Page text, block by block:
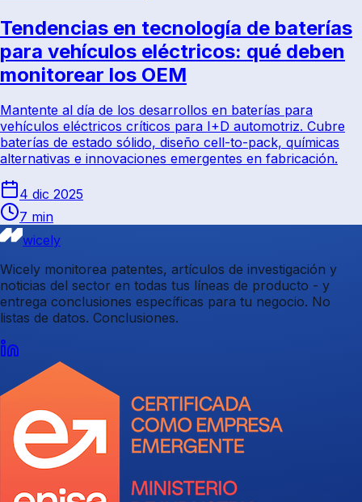
Tendencias en tecnología de baterías
para vehículos eléctricos: qué deben
monitorear los OEM
Mantente al día de los desarrollos en baterías para
vehículos eléctricos críticos para I+D automotriz. Cubre
baterías de estado sólido, diseño cell-to-pack, químicas
alternativas e innovaciones emergentes en fabricación.
4 dic 2025
7 min
wicely
Wicely monitorea patentes, artículos de investigación y
noticias del sector en todas tus líneas de producto - y
entrega conclusiones específicas para tu negocio. No
listas de datos. Conclusiones.